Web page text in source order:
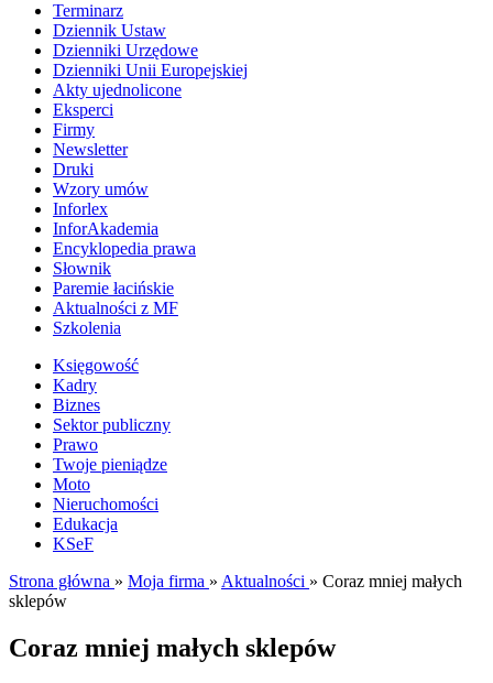
Terminarz
Dziennik Ustaw
Dzienniki Urzędowe
Dzienniki Unii Europejskiej
Akty ujednolicone
Eksperci
Firmy
Newsletter
Druki
Wzory umów
Inforlex
InforAkademia
Encyklopedia prawa
Słownik
Paremie łacińskie
Aktualności z MF
Szkolenia
Księgowość
Kadry
Biznes
Sektor publiczny
Prawo
Twoje pieniądze
Moto
Nieruchomości
Edukacja
KSeF
Strona główna » Moja firma » Aktualności » Coraz mniej małych
sklepów
Coraz mniej małych sklepów